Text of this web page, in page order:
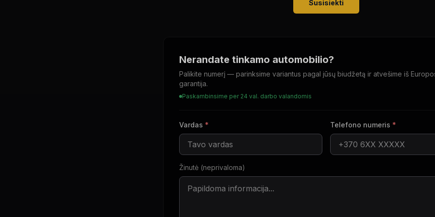
Susisiekti
Nerandate tinkamo automobilio?
Palikite numerį — parinksime variantus pagal jūsų biudžetą ir atvešime iš
garantija.
Paskambinsime per 24 val. darbo valandomis
Vardas * Telefono numeris *
Žinutė (neprivaloma)